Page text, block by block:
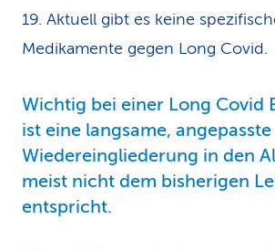
19. Aktuell gibt es keine
Medikamente gegen Long Covid.
Wichtig bei einer Long Covid
ist eine langsame, angepasste
Wiedereingliederung in den
meist nicht dem bisherigen
entspricht.